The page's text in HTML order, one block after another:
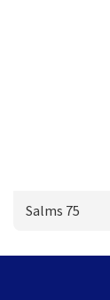
Salms 75